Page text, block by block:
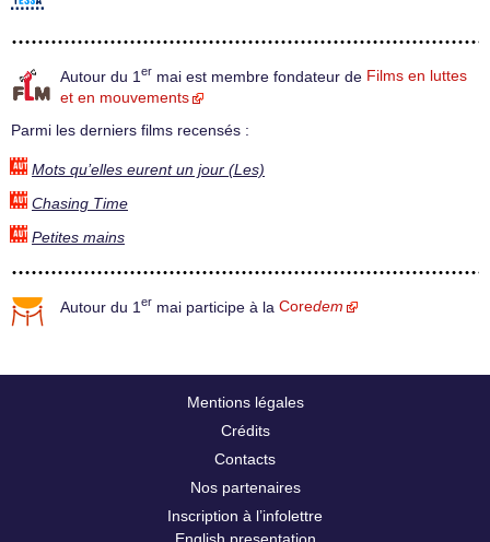
Autour du 1 er mai est membre fondateur de Films en luttes
et en mouvements
Parmi les derniers films recensés :
Mots qu’elles eurent un jour (Les)
Chasing Time
Petites mains
Autour du 1 er mai participe à la Coredem
Mentions légales
Crédits
Contacts
Nos partenaires
Inscription à l’infolettre
English presentation